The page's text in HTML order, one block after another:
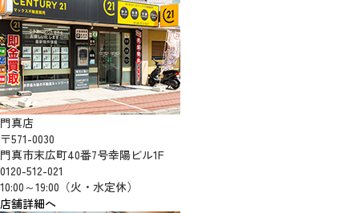
門真店
〒571-0030
門真市末広町40番7号幸陽ビル1F
0120-512-021
10:00～19:00（火・水定休）
店舗詳細へ